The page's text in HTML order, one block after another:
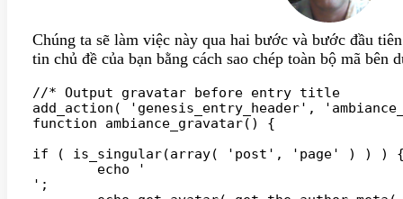
Chúng ta sẽ làm việc này qua hai bước và bước đầu
tin chủ đề của bạn bằng cách sao chép toàn bộ mã bên
//* Output gravatar before entry title
add_action( 'genesis_entry_header',
function ambiance_gravatar() {
if ( is_singular(array( 'post', 'page' ) ) ) {
	echo '
';